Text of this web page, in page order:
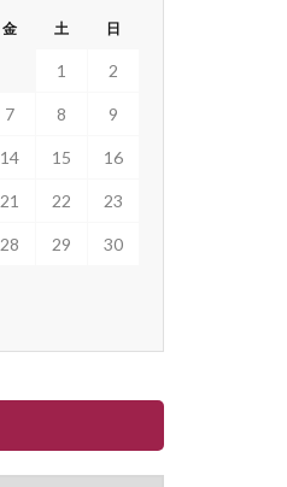
金 土 日
1 2
7 8 9
14 15 16
21 22 23
28 29 30